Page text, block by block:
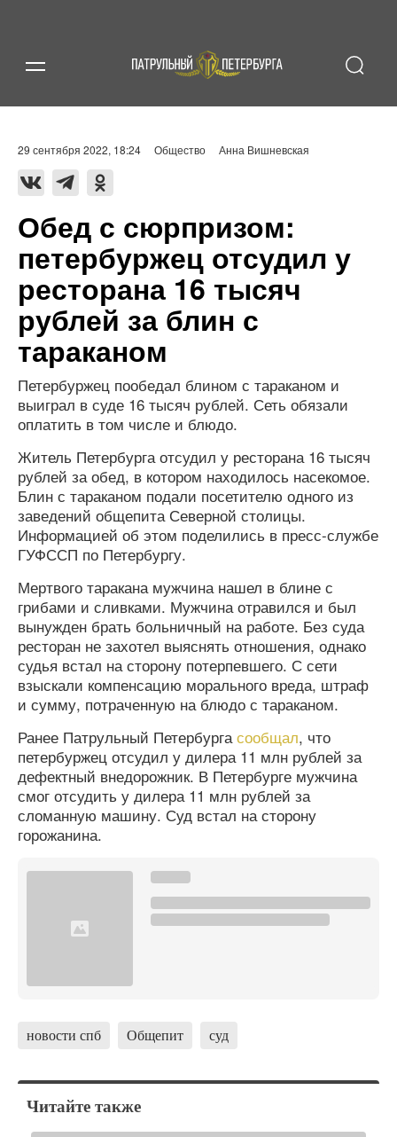
29 сентября 2022, 18:24 Общество Анна Вишневская
Обед с сюрпризом:
петербуржец отсудил у
ресторана 16 тысяч
рублей за блин с
тараканом
Петербуржец пообедал блином с тараканом и
выиграл в суде 16 тысяч рублей. Сеть обязали
оплатить в том числе и блюдо.
Житель Петербурга отсудил у ресторана 16 тысяч
рублей за обед, в котором находилось насекомое.
Блин с тараканом подали посетителю одного из
заведений общепита Северной столицы.
Информацией об этом поделились в пресс-службе
ГУФССП по Петербургу.
Мертвого таракана мужчина нашел в блине с
грибами и сливками. Мужчина отравился и был
вынужден брать больничный на работе. Без суда
ресторан не захотел выяснять отношения, однако
судья встал на сторону потерпевшего. С сети
взыскали компенсацию морального вреда, штраф
и сумму, потраченную на блюдо с тараканом.
Ранее Патрульный Петербургасообщал, что
петербуржец отсудил у дилера 11 млн рублей за
дефектный внедорожник. В Петербурге мужчина
смог отсудить у дилера 11 млн рублей за
сломанную машину. Суд встал на сторону
горожанина.
новости спб Общепит суд
Читайте также